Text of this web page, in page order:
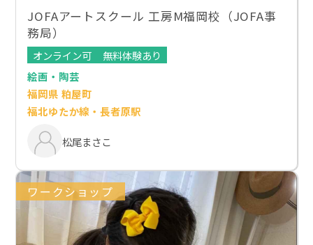
JOFAアートスクール 工房M福岡校（JOFA事
務局）
オンライン可
無料体験あり
絵画・陶芸
福岡県 粕屋町
福北ゆたか線・長者原駅
松尾まさこ
ワークショップ